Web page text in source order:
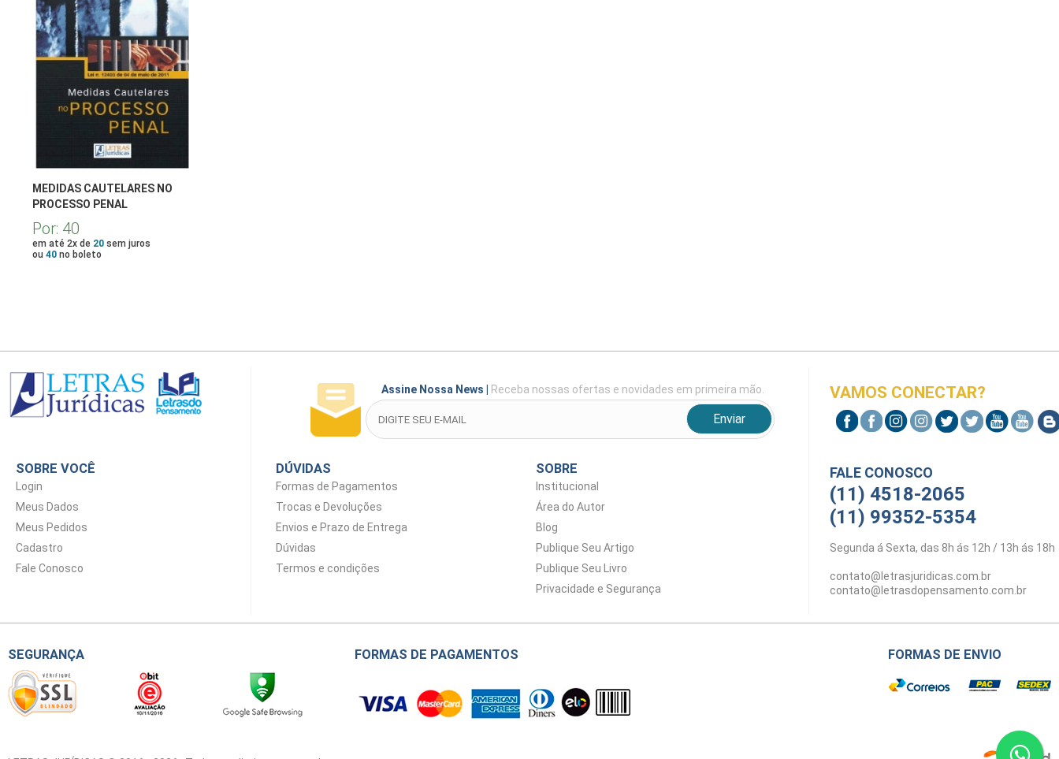
MEDIDAS CAUTELARES NO
PROCESSO PENAL
Por: 40
em até 2x de 20 sem juros
ou 40 no boleto
Assine Nossa News Receba nossas ofertas e novidades em primeira mão.
SOBRE VOCÊ
Login
Meus Dados
Meus Pedidos
Cadastro
Fale Conosco
DÚVIDAS
Formas de Pagamentos
Trocas e Devoluções
Envios e Prazo de Entrega
Dúvidas
Termos e condições
SOBRE
Institucional
Área do Autor
Blog
Publique Seu Artigo
Publique Seu Livro
Privacidade e Segurança
VAMOS CONECTAR?
FALE CONOSCO
(11) 4518-2065
(11) 99352-5354
Segunda á Sexta, das 8h ás 12h / 13h ás 18h
contato@letrasjuridicas.com.br
contato@letrasdopensamento.com.br
SEGURANÇA FORMAS DE PAGAMENTOS FORMAS DE ENVIO